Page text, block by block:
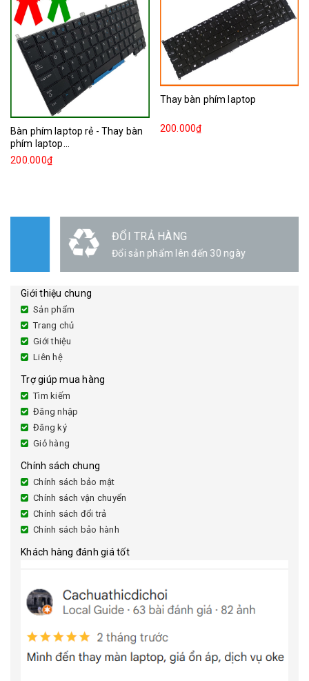
Bàn phím laptop rẻ - Thay bàn
phím laptop...
200.000₫
Thay bàn phím laptop
200.000₫
ĐỔI TRẢ HÀNG
Đổi sản phẩm lên đến 30 ngày
Giới thiệu chung
Sản phẩm
Trang chủ
Giới thiệu
Liên hệ
Trợ giúp mua hàng
Tìm kiếm
Đăng nhập
Đăng ký
Giỏ hàng
Chính sách chung
Chính sách bảo mật
Chính sách vận chuyển
Chính sách đổi trả
Chính sách bảo hành
Khách hàng đánh giá tốt